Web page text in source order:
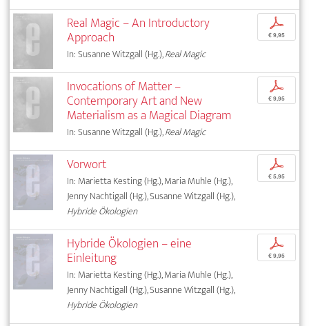
Real Magic – An Introductory
Approach
In: Susanne Witzgall (Hg.),Real Magic
p
€ 9,95
Invocations of Matter –
Contemporary Art and New
Materialism as a Magical Diagram
In: Susanne Witzgall (Hg.),Real Magic
p
€ 9,95
Vorwort
In: Marietta Kesting (Hg.), Maria Muhle (Hg.),
Jenny Nachtigall (Hg.), Susanne Witzgall (Hg.),
Hybride Ökologien
p
€ 5,95
Hybride Ökologien – eine
Einleitung
In: Marietta Kesting (Hg.), Maria Muhle (Hg.),
Jenny Nachtigall (Hg.), Susanne Witzgall (Hg.),
Hybride Ökologien
p
€ 9,95